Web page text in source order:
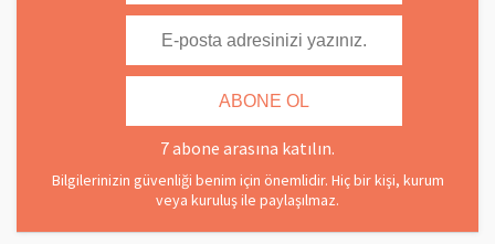
7 abone arasına katılın.
Bilgilerinizin güvenliği benim için önemlidir. Hiç bir kişi, kurum
veya kuruluş ile paylaşılmaz.